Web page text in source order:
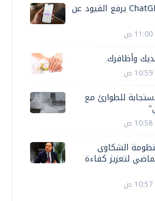
تحديث جديد لروبوت ChatGPT يرفع القيود عن
للطوارئ مع
الشكاوى
لتعزيز كفاءة